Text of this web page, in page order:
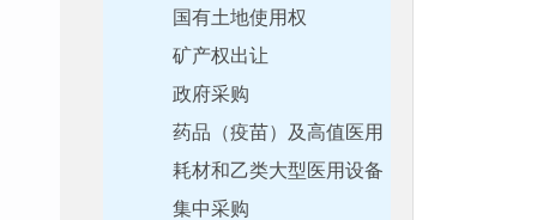
国有土地使用权
矿产权出让
政府采购
药品（疫苗）及高值医用
耗材和乙类大型医用设备
集中采购